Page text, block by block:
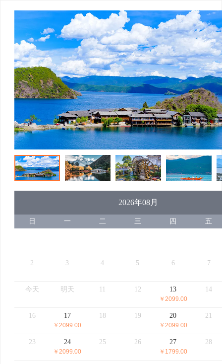
2026年08月
日 一 二 三 四 五
2 3 4 5 6 7
今天 明天 11 12 13
￥2099.00
14
16 17
￥2099.00
18 19 20
￥2099.00
21
23 24
￥2099.00
25 26 27
￥1799.00
28